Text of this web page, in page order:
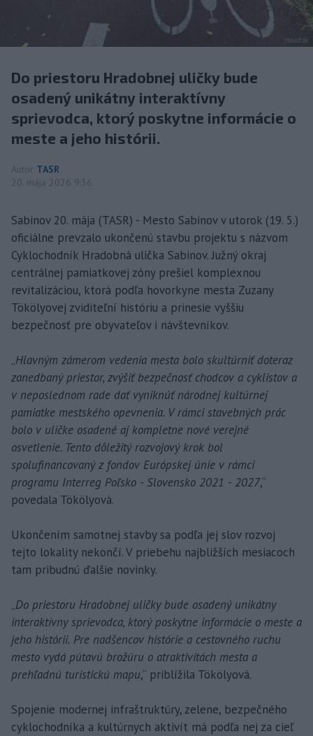
Do priestoru Hradobnej uličky bude
osadený unikátny interaktívny
sprievodca, ktorý poskytne informácie o
meste a jeho histórii.
Autor TASR
20. mája 2026 9:36
Sabinov 20. mája (TASR) - Mesto Sabinov v utorok (19. 5.)
oficiálne prevzalo ukončenú stavbu projektu s názvom
Cyklochodník Hradobná ulička Sabinov. Južný okraj
centrálnej pamiatkovej zóny prešiel komplexnou
revitalizáciou, ktorá podľa hovorkyne mesta Zuzany
Tökölyovej zviditeľní históriu a prinesie vyššiu
bezpečnosť pre obyvateľov i návštevníkov.
„Hlavným zámerom vedenia mesta bolo skultúrniť doteraz
zanedbaný priestor, zvýšiť bezpečnosť chodcov a cyklistov a
v neposlednom rade dať vyniknúť národnej kultúrnej
pamiatke mestského opevnenia. V rámci stavebných prác
bolo v uličke osadené aj kompletne nové verejné
osvetlenie. Tento dôležitý rozvojový krok bol
spolufinancovaný z fondov Európskej únie v rámci
programu Interreg Poľsko - Slovensko 2021 - 2027,“
povedala Tökölyová.
Ukončením samotnej stavby sa podľa jej slov rozvoj
tejto lokality nekončí. V priebehu najbližších mesiacoch
tam pribudnú ďalšie novinky.
„Do priestoru Hradobnej uličky bude osadený unikátny
interaktívny sprievodca, ktorý poskytne informácie o meste a
jeho histórii. Pre nadšencov histórie a cestovného ruchu
mesto vydá pútavú brožúru o atraktivitách mesta a
prehľadnú turistickú mapu,“ priblížila Tökölyová.
Spojenie modernej infraštruktúry, zelene, bezpečného
cyklochodníka a kultúrnych aktivít má podľa nej za cieľ